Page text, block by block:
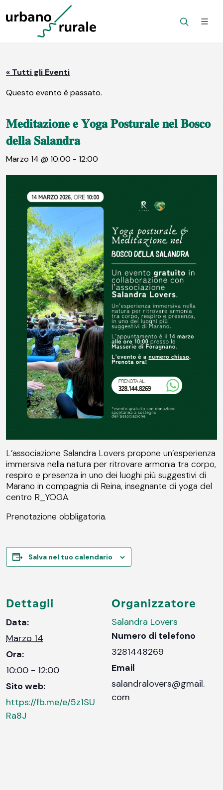
« Tutti gli Eventi
Questo evento è passato.
𝐌𝐞𝐝𝐢𝐭𝐚𝐳𝐢𝐨𝐧𝐞 𝐞 𝐘𝐨𝐠𝐚 𝐏𝐨𝐬𝐭𝐮𝐫𝐚𝐥𝐞 𝐧𝐞𝐥 𝐁𝐨𝐬𝐜𝐨
𝐝𝐞𝐥𝐥𝐚 𝐒𝐚𝐥𝐚𝐧𝐝𝐫𝐚
Marzo 14 @ 10:00 - 12:00
L’associazione Salandra Lovers propone un’esperienza
immersiva nella natura per ritrovare armonia tra corpo,
respiro e presenza in uno dei luoghi più suggestivi di
Marano in compagnia di Reina, insegnante di yoga del
centro R_YOGA.
Prenotazione obbligatoria.
Salva nel tuo calendario
Dettagli
Data:
Marzo 14
Ora:
10:00 - 12:00
Sito web:
https://fb.me/e/5z1SU
Ra8J
Organizzatore
Salandra Lovers
Numero di telefono
3281448269
Email
salandralovers@gmail.
com